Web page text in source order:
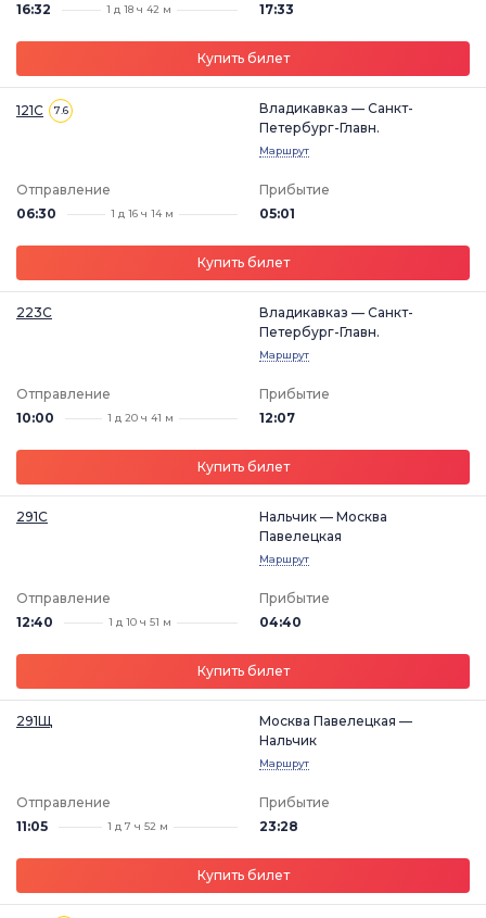
16:32
1 д 18 ч 42 м
17:33
Купить билет
121С 7.6
Владикавказ — Санкт-
Петербург-Главн.
Маршрут
Отправление
06:30
1 д 16 ч 14 м
Прибытие
05:01
Купить билет
223С
Владикавказ — Санкт-
Петербург-Главн.
Маршрут
Отправление
10:00
1 д 20 ч 41 м
Прибытие
12:07
Купить билет
291С
Нальчик — Москва
Павелецкая
Маршрут
Отправление
12:40
1 д 10 ч 51 м
Прибытие
04:40
Купить билет
291Щ
Москва Павелецкая —
Нальчик
Маршрут
Отправление
11:05
1 д 7 ч 52 м
Прибытие
23:28
Купить билет